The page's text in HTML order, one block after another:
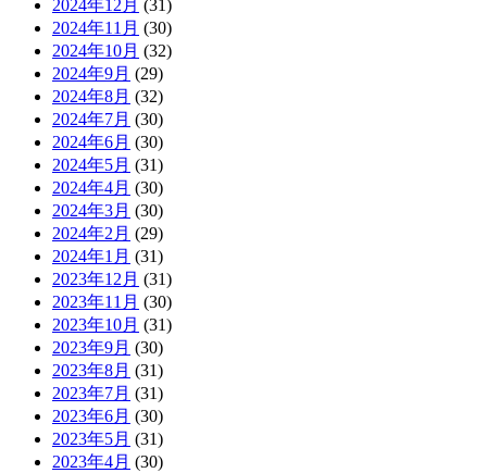
2024年12月 (31)
2024年11月 (30)
2024年10月 (32)
2024年9月 (29)
2024年8月 (32)
2024年7月 (30)
2024年6月 (30)
2024年5月 (31)
2024年4月 (30)
2024年3月 (30)
2024年2月 (29)
2024年1月 (31)
2023年12月 (31)
2023年11月 (30)
2023年10月 (31)
2023年9月 (30)
2023年8月 (31)
2023年7月 (31)
2023年6月 (30)
2023年5月 (31)
2023年4月 (30)